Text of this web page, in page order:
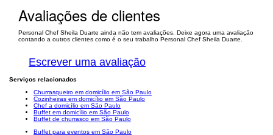
Avaliações de clientes
Personal Chef Sheila Duarte ainda não tem avaliações. Deixe agora uma avaliação
contando a outros clientes como é o seu trabalho Personal Chef Sheila Duarte.
Escrever uma avaliação
Serviços relacionados
Churrasqueiro em domicílio em São Paulo
Cozinheiras em domicílio em São Paulo
Chef a domicílio em São Paulo
Buffet em domicílio em São Paulo
Buffet de churrasco em São Paulo
Buffet para eventos em São Paulo